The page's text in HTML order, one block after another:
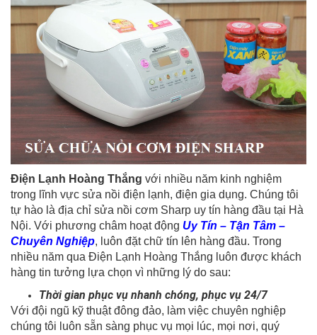
Điện Lạnh Hoàng Thắng với nhiều năm kinh nghiệm
trong lĩnh vực sửa nồi điện lạnh, điện gia dụng. Chúng tôi
tự hào là địa chỉ sửa nồi cơm Sharp uy tín hàng đầu tại Hà
Nội. Với phương châm hoạt động Uy Tín – Tận Tâm –
Chuyên Nghiệp, luôn đặt chữ tín lên hàng đầu. Trong
nhiều năm qua Điện Lạnh Hoàng Thắng luôn được khách
hàng tin tưởng lựa chọn vì những lý do sau:
Thời gian phục vụ nhanh chóng, phục vụ 24/7
Với đội ngũ kỹ thuật đông đảo, làm việc chuyên nghiệp
chúng tôi luôn sẵn sàng phục vụ mọi lúc, mọi nơi, quý